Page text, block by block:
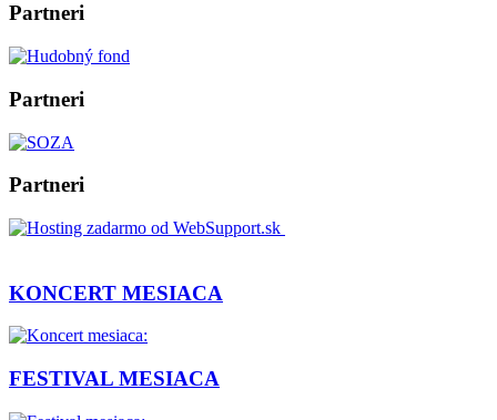
Partneri
Partneri
Partneri
KONCERT MESIACA
FESTIVAL MESIACA